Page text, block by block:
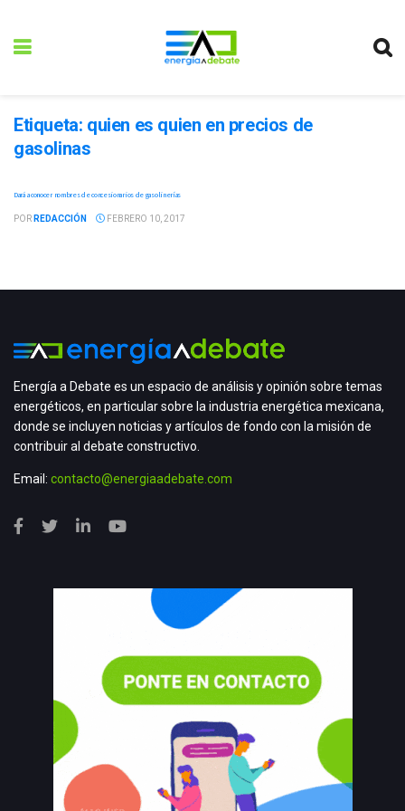
Etiqueta: quien es quien en precios de
gasolinas
Dará a conocer nombres de concesionarios de gasolinerías
POR REDACCIÓN FEBRERO 10, 2017
Energía a Debate es un espacio de análisis y opinión sobre temas
energéticos, en particular sobre la industria energética mexicana,
donde se incluyen noticias y artículos de fondo con la misión de
contribuir al debate constructivo.
Email: contacto@energiaadebate.com